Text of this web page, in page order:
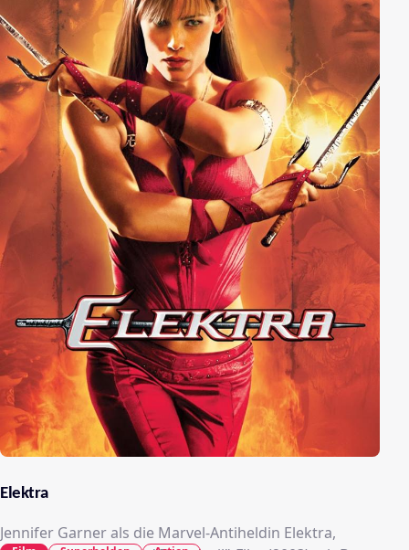
Elektra
Jennifer Garner als die Marvel-Antiheldin Elektra,